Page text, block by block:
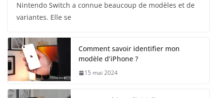
Nintendo Switch a connue beaucoup de modèles et de
variantes. Elle se
Comment savoir identifier mon
modèle d’iPhone ?
15 mai 2024